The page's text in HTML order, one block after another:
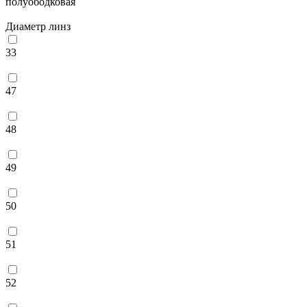
Диаметр линз
33
47
48
49
50
51
52